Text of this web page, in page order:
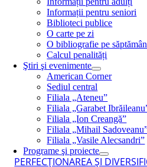
Informații pentru seniori
Biblioteci publice
O carte pe zi
O bibliografie pe
Calcul penalități
Ştiri şi evenimente
American Corner
Sediul central
Filiala „Ateneu”
Filiala „Garabet
Filiala „Ion Creangă”
Filiala „Mihail
Filiala „Vasile Alecsandri”
Programe şi proiecte
PERFECŢIONAREA ŞI